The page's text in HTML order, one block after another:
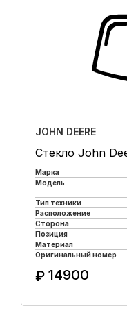
JOHN DEERE
Стекло John
Марка
Модель
Тип техники
Расположение
Сторона
Позиция
Материал
Оригинальный номер
₽ 14900